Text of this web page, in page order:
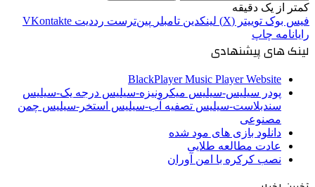
کمتر از یک دقیقه
فیس بوک توییتر (X) لینکدین ‫تامبلر ‫پین‌ترست ‫رددیت ‫VKontakte
رایانامه چاپ
لینک های پیشنهادی
BlackPlayer Music Player Website
پودر سیلیس-سیلیس میکرونیزه-سیلیس درجه یک-سیلیس
سندبلاست-سیلیس تصفیه آب-سیلیس استخر-سیلیس چمن
مصنوعی
دانلود بازی های مود شده
عادت مطالعه طلایی
نصب کرکره با امن آوران